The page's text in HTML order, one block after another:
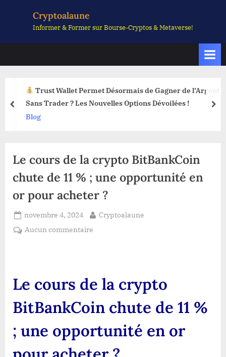
Cryptoalaune
Informer & Former sur Bourse-Cryptos & Metaverse!
Trust Wallet Permet Désormais de Gagner de l’Argent
Sans Trader ? Les Nouvelles Options Dévoilées !
Blog
prev
Le cours de la crypto BitBankCoin
chute de 11 % ; une opportunité en
or pour acheter ?
Posted
on
novembre 4, 2024 By
Cryptoalaune
Aucun commentaire
crypto
BitBankCoin
chute
11
Le cours de la crypto
BitBankCoin chute de 11 %
; une opportunité en or